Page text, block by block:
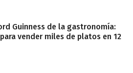
Guinness de la gastronomía:
vender miles de platos en 12